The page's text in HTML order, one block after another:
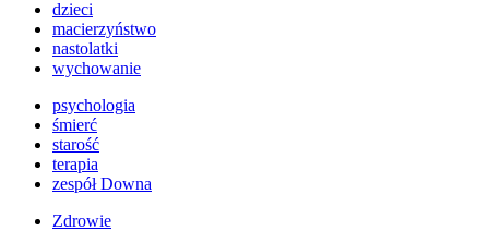
dzieci
macierzyństwo
nastolatki
wychowanie
psychologia
śmierć
starość
terapia
zespół Downa
Zdrowie